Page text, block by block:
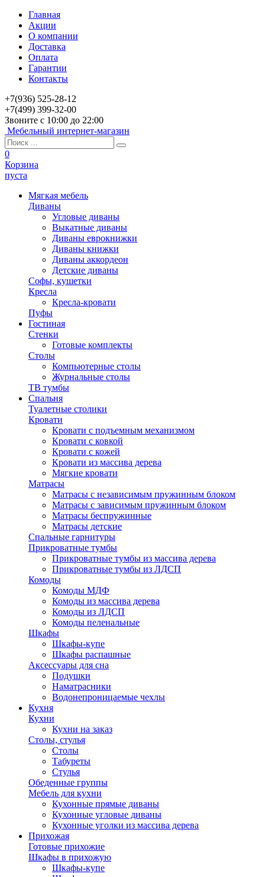
Главная
Акции
О компании
Доставка
Оплата
Гарантии
Контакты
+7(936) 525-28-12
+7(499) 399-32-00
Звоните с 10:00 до 22:00
Мебельный интернет-магазин
0
Корзина
пуста
Мягкая мебель
Диваны
Угловые диваны
Выкатные диваны
Диваны еврокнижки
Диваны книжки
Диваны аккордеон
Детские диваны
Софы, кушетки
Кресла
Кресла-кровати
Пуфы
Гостиная
Стенки
Готовые комплекты
Столы
Компьютерные столы
Журнальные столы
ТВ тумбы
Спальня
Туалетные столики
Кровати
Кровати с подъемным механизмом
Кровати с ковкой
Кровати с кожей
Кровати из массива дерева
Мягкие кровати
Матрасы
Матрасы с независимым пружинным блоком
Матрасы с зависимым пружинным блоком
Матрасы беспружинные
Матрасы детские
Спальные гарнитуры
Прикроватные тумбы
Прикроватные тумбы из массива дерева
Прикроватные тумбы из ЛДСП
Комоды
Комоды МДФ
Комоды из массива дерева
Комоды из ЛДСП
Комоды пеленальные
Шкафы
Шкафы-купе
Шкафы распашные
Аксессуары для сна
Подушки
Наматрасники
Водонепроницаемые чехлы
Кухня
Кухни
Кухни на заказ
Столы, стулья
Столы
Табуреты
Стулья
Обеденные группы
Мебель для кухни
Кухонные прямые диваны
Кухонные угловые диваны
Кухонные уголки из массива дерева
Прихожая
Готовые прихожие
Шкафы в прихожую
Шкафы-купе